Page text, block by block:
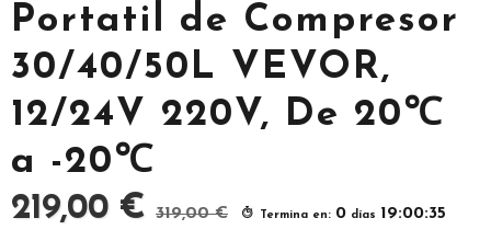
Portatil de Compresor
30/40/50L VEVOR,
12/24V 220V, De 20℃
a -20℃
219,00 € 319,00 € Termina en: 0 días 19:00:34